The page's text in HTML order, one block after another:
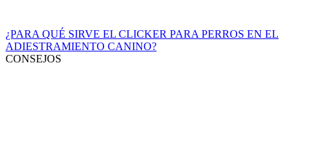
¿PARA QUÉ SIRVE EL CLICKER PARA PERROS EN EL
ADIESTRAMIENTO CANINO?
CONSEJOS